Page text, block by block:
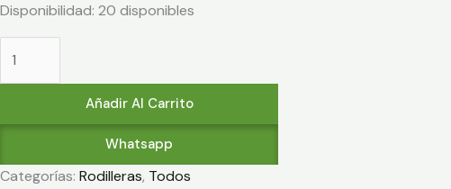
Disponibilidad: 20 disponibles
Añadir Al Carrito
Whatsapp
Categorías: Rodilleras, Todos